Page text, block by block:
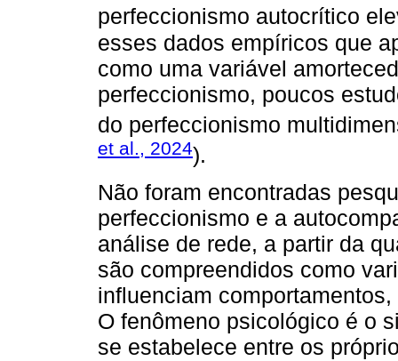
perfeccionismo autocrítico
esses dados empíricos que
como uma variável
perfeccionismo, poucos
do perfeccionismo
et al., 2024).
Não foram encontradas
perfeccionismo e a
análise de rede, a partir da
são compreendidos como
influenciam
O fenômeno psicológico é o
se estabelece entre os